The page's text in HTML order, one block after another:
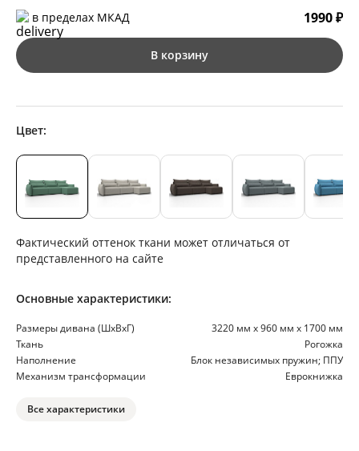
в пределах МКАД 1990 ₽
В корзину
Цвет:
Фактический оттенок ткани может отличаться от
представленного на сайте
Основные характеристики:
Размеры дивана (ШхВхГ)
3220 мм х 960 мм х 1700 мм
Ткань
Рогожка
Наполнение
Блок независимых пружин; ППУ
Механизм трансформации
Еврокнижка
Все характеристики